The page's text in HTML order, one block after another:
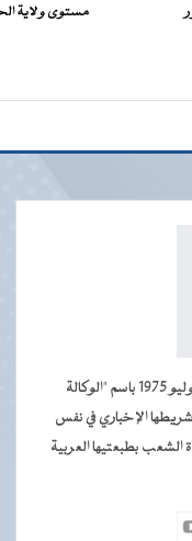
مستوى ولاية
أنشئت الوكالة الموريتانية للأنباء في فاتح يوليو 1975 باسم "الوكالة
الإخباري في نفس
بطبعتيها العربية